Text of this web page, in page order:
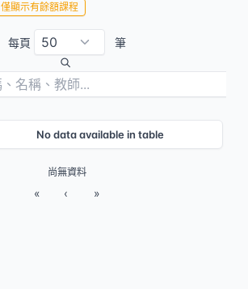
僅顯示有餘額課程
每頁 筆
No data available in table
尚無資料
« ‹ »